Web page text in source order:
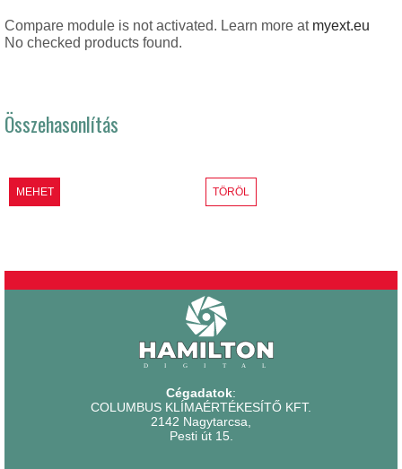
Compare module is not activated. Learn more at myext.eu
No checked products found.
Összehasonlítás
TÖRÖL
MEHET
Cégadatok:
COLUMBUS KLÍMAÉRTÉKESÍTŐ KFT.
2142 Nagytarcsa,
Pesti út 15.